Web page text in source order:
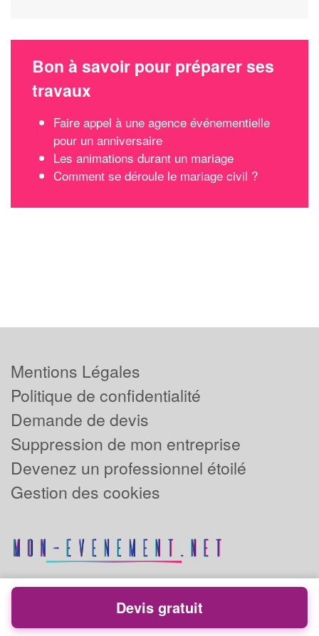
Bon à savoir pour préparer ses
travaux
Faire appel à une agence événementielle
pour un anniversaire
Les animations durant un mariage
Comment se déroule le mariage civil ?
Mentions Légales
Politique de confidentialité
Demande de devis
Suppression de mon entreprise
Devenez un professionnel étoilé
Gestion des cookies
Powered byPlus que pro
Devis gratuit